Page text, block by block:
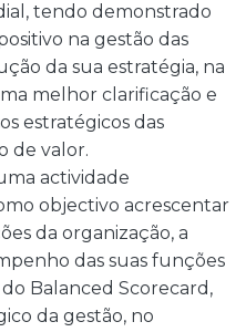
tendo demonstrado
na gestão das
da sua estratégia, na
melhor clarificação e
estratégicos das
de valor.
actividade
objectivo acrescentar
da organização, a
das suas funções
Balanced Scorecard,
da gestão, no